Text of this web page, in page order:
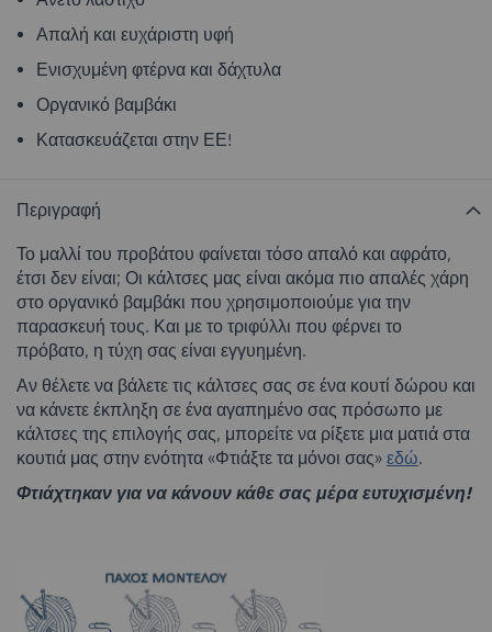
Απαλή και ευχάριστη υφή
Ενισχυμένη φτέρνα και δάχτυλα
Οργανικό βαμβάκι
Κατασκευάζεται στην ΕΕ!
Περιγραφή
Το μαλλί του προβάτου φαίνεται τόσο απαλό και αφράτο,
έτσι δεν είναι; Οι κάλτσες μας είναι ακόμα πιο απαλές χάρη
στο οργανικό βαμβάκι που χρησιμοποιούμε για την
παρασκευή τους. Και με το τριφύλλι που φέρνει το
πρόβατο, η τύχη σας είναι εγγυημένη.
Αν θέλετε να βάλετε τις κάλτσες σας σε ένα κουτί δώρου και
να κάνετε έκπληξη σε ένα αγαπημένο σας πρόσωπο με
κάλτσες της επιλογής σας, μπορείτε να ρίξετε μια ματιά στα
κουτιά μας στην ενότητα «Φτιάξτε τα μόνοι σας» εδώ.
Φτιάχτηκαν για να κάνουν κάθε σας μέρα ευτυχισμένη!